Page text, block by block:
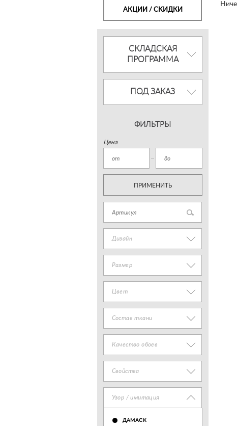
АКЦИИ / СКИДКИ
СКЛАДСКАЯ
ПРОГРАММА
ПОД ЗАКАЗ
ФИЛЬТРЫ
Цена
ПРИМЕНИТЬ
Дизайн
Размер
Цвет
Состав ткани
Качество обоев
Свойства
Узор / имитация
ДАМАСК